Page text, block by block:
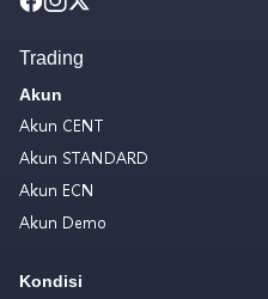
Trading
Akun
Akun CENT
Akun STANDARD
Akun ECN
Akun Demo
Kondisi